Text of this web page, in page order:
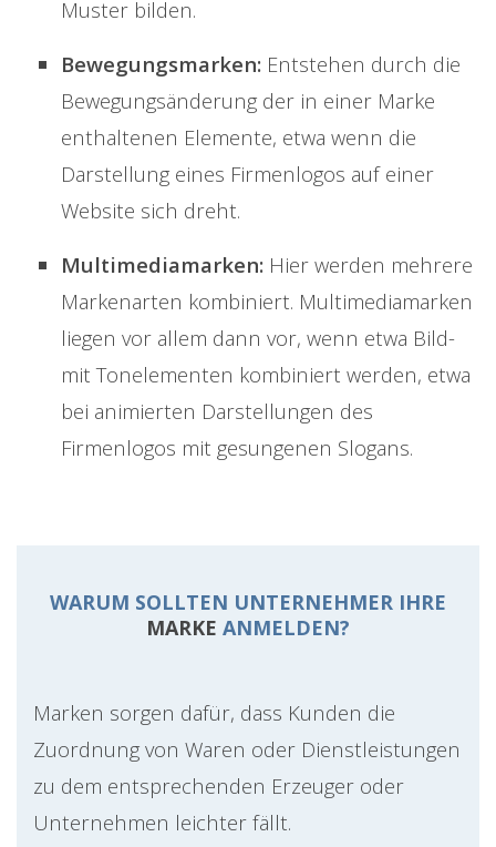
Muster bilden.
Bewegungsmarken: Entstehen durch die
Bewegungsänderung der in einer Marke
enthaltenen Elemente, etwa wenn die
Darstellung eines Firmenlogos auf einer
Website sich dreht.
Multimediamarken: Hier werden mehrere
Markenarten kombiniert. Multimediamarken
liegen vor allem dann vor, wenn etwa Bild-
mit Tonelementen kombiniert werden, etwa
bei animierten Darstellungen des
Firmenlogos mit gesungenen Slogans.
WARUM SOLLTEN UNTERNEHMER IHRE
MARKE ANMELDEN?
Marken sorgen dafür, dass Kunden die
Zuordnung von Waren oder Dienstleistungen
zu dem entsprechenden Erzeuger oder
Unternehmen leichter fällt.